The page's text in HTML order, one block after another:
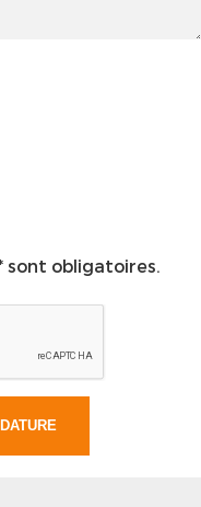
sont obligatoires.